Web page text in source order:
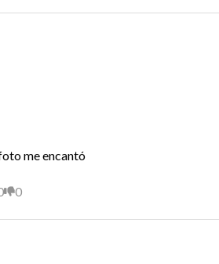
me encantó
0